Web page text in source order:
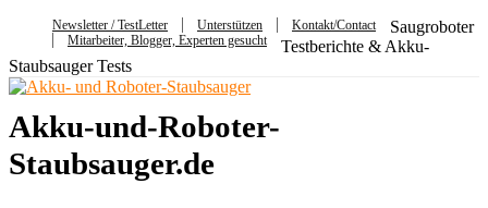
Newsletter / TestLetter Unterstützen
Kontakt/Contact
Mitarbeiter, Blogger, Experten gesucht
Saugroboter
Testberichte & Akku-
Staubsauger Tests
Akku-und-Roboter-
Staubsauger.de